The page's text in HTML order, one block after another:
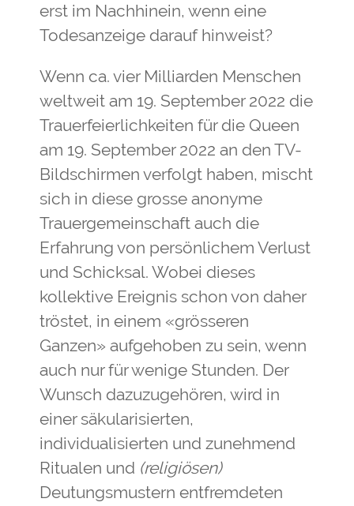
erst im Nachhinein, wenn eine
Todesanzeige darauf hinweist?
Wenn ca. vier Milliarden Menschen
weltweit am 19. September 2022 die
Trauerfeierlichkeiten für die Queen
am 19. September 2022 an den TV-
Bildschirmen verfolgt haben, mischt
sich in diese grosse anonyme
Trauergemeinschaft auch die
Erfahrung von persönlichem Verlust
und Schicksal. Wobei dieses
kollektive Ereignis schon von daher
tröstet, in einem «grösseren
Ganzen» aufgehoben zu sein, wenn
auch nur für wenige Stunden. Der
Wunsch dazuzugehören, wird in
einer säkularisierten,
individualisierten und zunehmend
Ritualen und (religiösen)
Deutungsmustern entfremdeten